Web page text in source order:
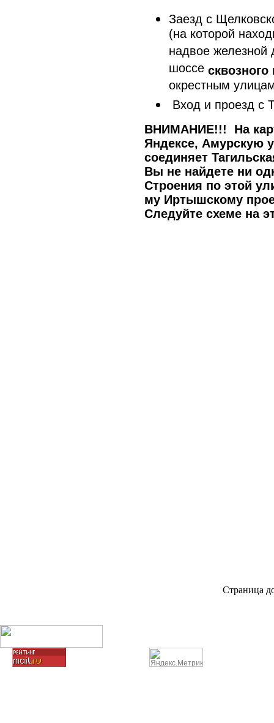
Заезд с
(на которой
надвое железной
шоссе сквозного
окрестным
Вход и проезд с
ВНИМАНИЕ!!! На
Яндексе, Амурскую
соединяет
Вы не найдете ни
Строения по этой
му Иртышскому
Следуйте схеме на
Страница